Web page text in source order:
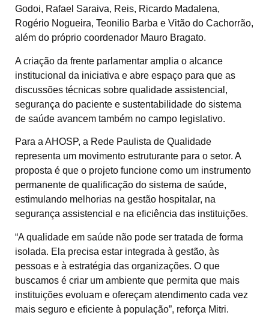
Godoi, Rafael Saraiva, Reis, Ricardo Madalena,
Rogério Nogueira, Teonilio Barba e Vitão do Cachorrão,
além do próprio coordenador Mauro Bragato.
A criação da frente parlamentar amplia o alcance
institucional da iniciativa e abre espaço para que as
discussões técnicas sobre qualidade assistencial,
segurança do paciente e sustentabilidade do sistema
de saúde avancem também no campo legislativo.
Para a AHOSP, a Rede Paulista de Qualidade
representa um movimento estruturante para o setor. A
proposta é que o projeto funcione como um instrumento
permanente de qualificação do sistema de saúde,
estimulando melhorias na gestão hospitalar, na
segurança assistencial e na eficiência das instituições.
“A qualidade em saúde não pode ser tratada de forma
isolada. Ela precisa estar integrada à gestão, às
pessoas e à estratégia das organizações. O que
buscamos é criar um ambiente que permita que mais
instituições evoluam e ofereçam atendimento cada vez
mais seguro e eficiente à população”, reforça Mitri.